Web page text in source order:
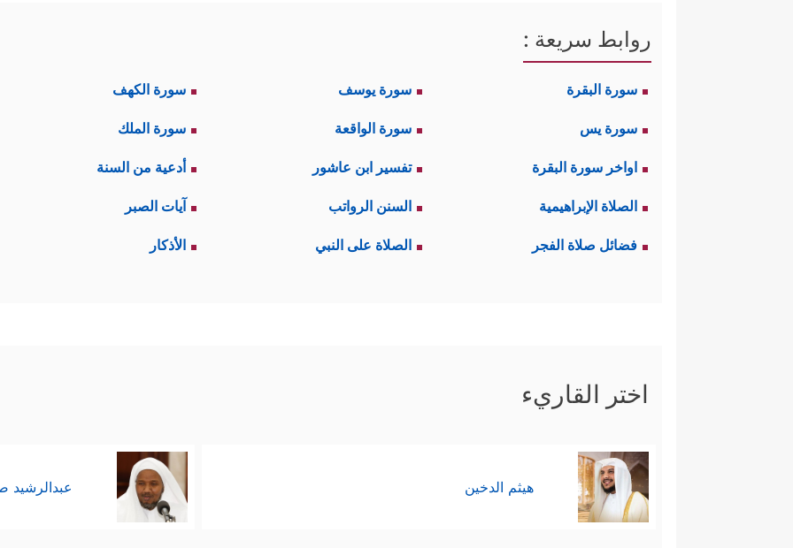
روابط سريعة :
سورة البقرة سورة يوسف سورة الكهف
سورة يس سورة الواقعة سورة الملك
اواخر سورة البقرة تفسير ابن عاشور أدعية من السنة
الصلاة الإبراهيمية السنن الرواتب آيات الصبر
فضائل صلاة الفجر الصلاة على النبي الأذكار
اختر القاريء
هيثم الدخين عبدالرشيد